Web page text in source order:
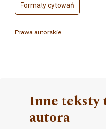
Formaty cytowań
Prawa autorskie
Inne teksty
autora